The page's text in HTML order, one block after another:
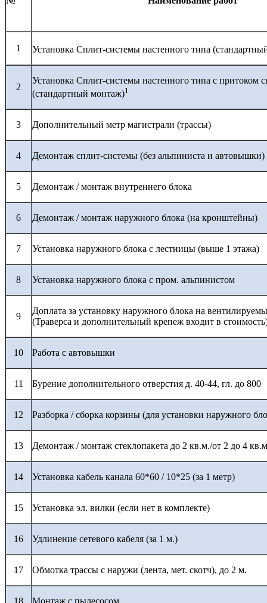
1 Установка Сплит-системы настенного типа
2
Установка Сплит-системы настенного типа с притоком
(стандартный монтаж)1
3 Дополнительный метр магистрали (трассы)
4 Демонтаж сплит-системы (без альпиниста и автовышки)
5 Демонтаж / монтаж внутреннего блока
6 Демонтаж / монтаж наружного блока (на кронштейны)
7 Установка наружного блока с лестницы (выше 1 этажа)
8 Установка наружного блока с пром. альпинистом
9
Доплата за установку наружного блока на
(Траверса и дополнительный крепеж входит в
10 Работа с автовышки
11 Бурение дополнительного отверстия д. 40-44, гл. до 800
12 Разборка / сборка корзины (для установки наружного
13 Демонтаж / монтаж стеклопакета до 2 кв.м./от 2 до 4
14 Установка кабель канала 60*60 / 10*25 (за 1 метр)
15 Установка эл. вилки (если нет в комплекте)
16 Удлинение сетевого кабеля (за 1 м.)
17 Обмотка трассы с наружи (лента, мет. скотч), до 2 м.